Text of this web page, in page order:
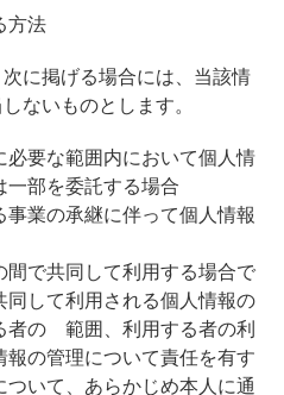
方法
に掲げる場合には、当該情
ないものとします。
必要な範囲内において個人情
一部を委託する場合
業の承継に伴って個人情報
間で共同して利用する場合で
同して利用される個人情報の
者の 範囲、利用する者の利
報の管理について責任を有す
ついて、あらかじめ本人に通